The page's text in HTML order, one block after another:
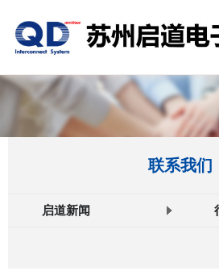
联系我们
启道新闻